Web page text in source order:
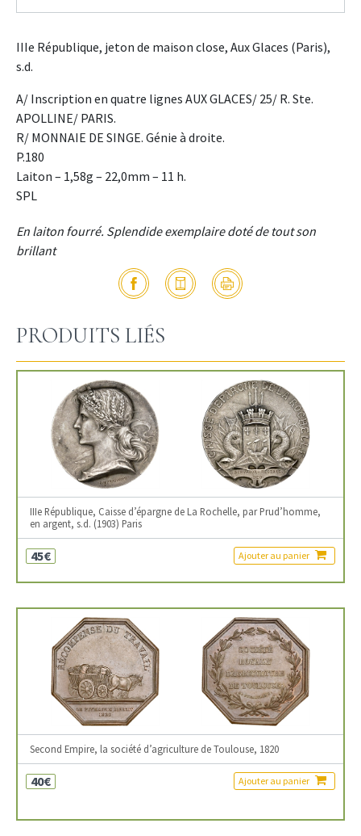
IIIe République, jeton de maison close, Aux Glaces (Paris),
s.d.
A/ Inscription en quatre lignes AUX GLACES/ 25/ R. Ste.
APOLLINE/ PARIS.
R/ MONNAIE DE SINGE. Génie à droite.
P.180
Laiton – 1,58g – 22,0mm – 11 h.
SPL
En laiton fourré. Splendide exemplaire doté de tout son
brillant
PRODUITS LIÉS
IIIe République, Caisse d’épargne de La Rochelle, par Prud’homme,
en argent, s.d. (1903) Paris
45€ Ajouter au panier
Second Empire, la société d’agriculture de Toulouse, 1820
40€ Ajouter au panier